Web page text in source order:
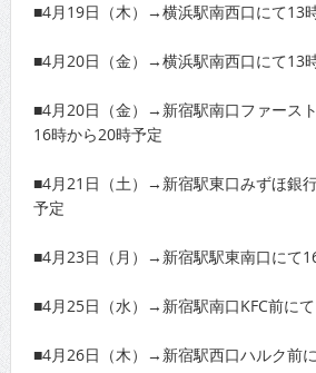
■4月19日（木）→横浜駅南西口にて13
■4月20日（金）→横浜駅南西口にて13
■4月20日（金）→新宿駅南口ファース
16時から20時予定
■4月21日（土）→新宿駅東口みずほ銀
予定
■4月23日（月）→新宿駅駅東南口にて
■4月25日（水）→新宿駅南口KFC前に
■4月26日（木）→新宿駅西口ハルク前